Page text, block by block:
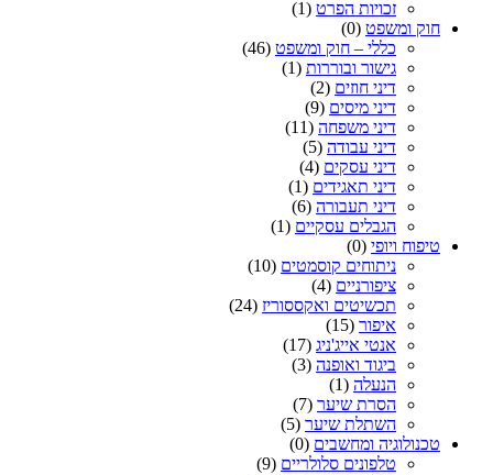
זכויות הפרט (1)
חוק ומשפט (0)
כללי – חוק ומשפט (46)
גישור ובוררות (1)
דיני חוזים (2)
דיני מיסים (9)
דיני משפחה (11)
דיני עבודה (5)
דיני עסקים (4)
דיני תאגידים (1)
דיני תעבורה (6)
הגבלים עסקיים (1)
טיפוח ויופי (0)
ניתוחים קוסמטים (10)
ציפורניים (4)
תכשיטים ואקססוריז (24)
איפור (15)
אנטי אייג'ניג (17)
ביגוד ואופנה (3)
הנעלה (1)
הסרת שיער (7)
השתלת שיער (5)
טכנולוגיה ומחשבים (0)
טלפונים סלולריים (9)